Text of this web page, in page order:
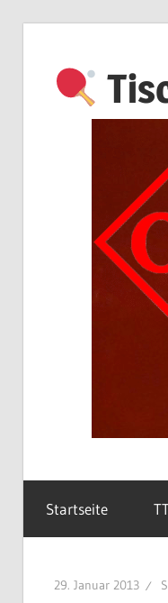
springen
Startseite
29. Januar 2013